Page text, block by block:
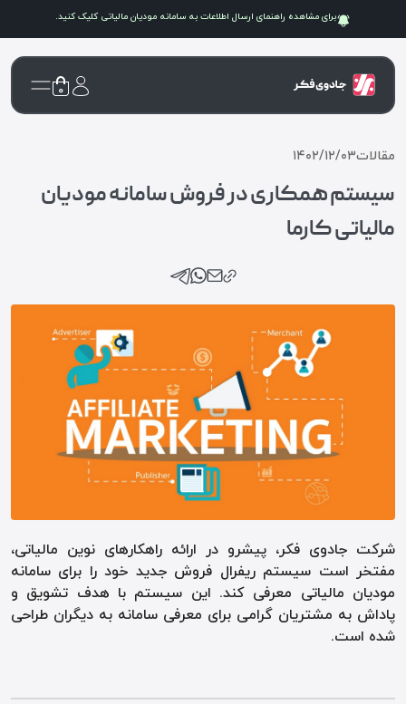
برای مشاهده راهنمای ارسال اطلاعات به سامانه مودیان مالیاتی کلیک کنید.
۰
مقالات۱۴۰۲/۱۲/۰۳
سیستم همکاری در فروش سامانه مودیان
مالیاتی کارما
شرکت جادوی فکر، پیشرو در ارائه راهکارهای نوین مالیاتی،
مفتخر است سیستم ریفرال فروش جدید خود را برای سامانه
مودیان مالیاتی معرفی کند. این سیستم با هدف تشویق و
پاداش به مشتریان گرامی برای معرفی سامانه به دیگران طراحی
شده است.